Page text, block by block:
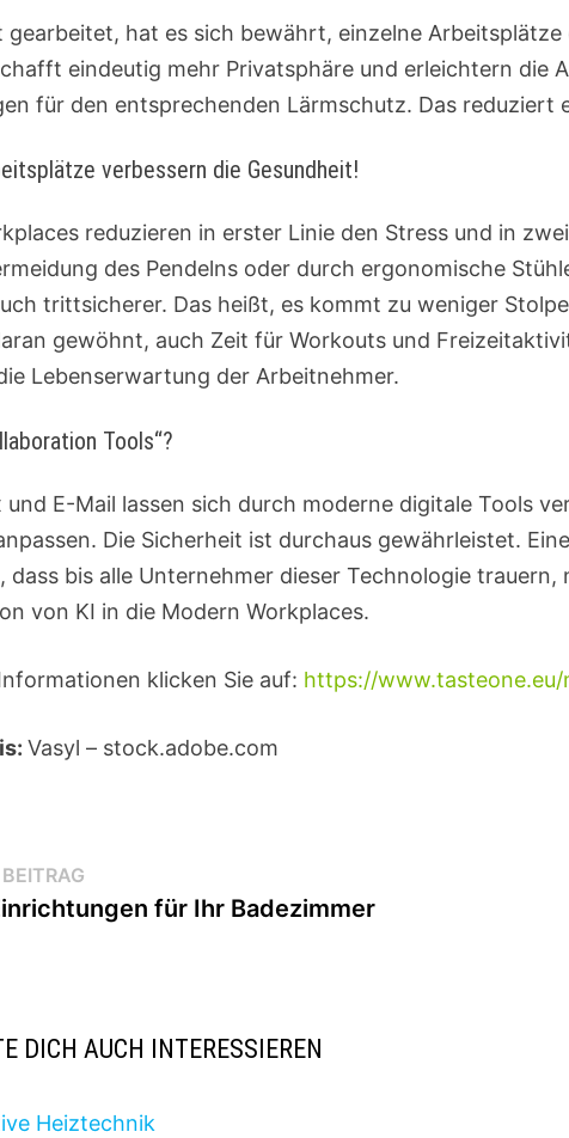
hat es sich bewährt, einzelne
eindeutig mehr Privatsphäre und erleichtern die
für den entsprechenden Lärmschutz. Das reduziert
verbessern die Gesundheit!
reduzieren in erster Linie den Stress und in
des Pendelns oder durch ergonomische
trittsicherer. Das heißt, es kommt zu weniger
gewöhnt, auch Zeit für Workouts und
Lebenserwartung der Arbeitnehmer.
Tools“?
und E-Mail lassen sich durch moderne digitale Tools
Die Sicherheit ist durchaus gewährleistet.
dass bis alle Unternehmer dieser Technologie
von KI in die Modern Workplaces.
klicken Sie auf: https://
Vasyl – stock.adobe.com
Beitrag:für Ihr Badezimmer
DICH AUCH INTERESSIEREN